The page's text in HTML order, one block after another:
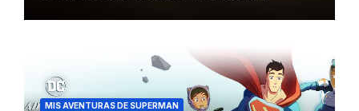
MIS AVENTURAS DE SUPERMAN